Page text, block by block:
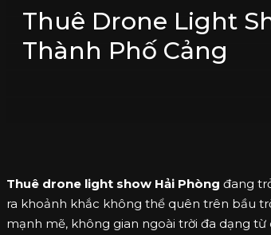
Thuê Drone Light
Thành Phố Cảng
Thuê drone light show Hải Phòng đang
ra khoảnh khắc không thể quên trên bầu
mạnh mẽ, không gian ngoài trời đa dạng